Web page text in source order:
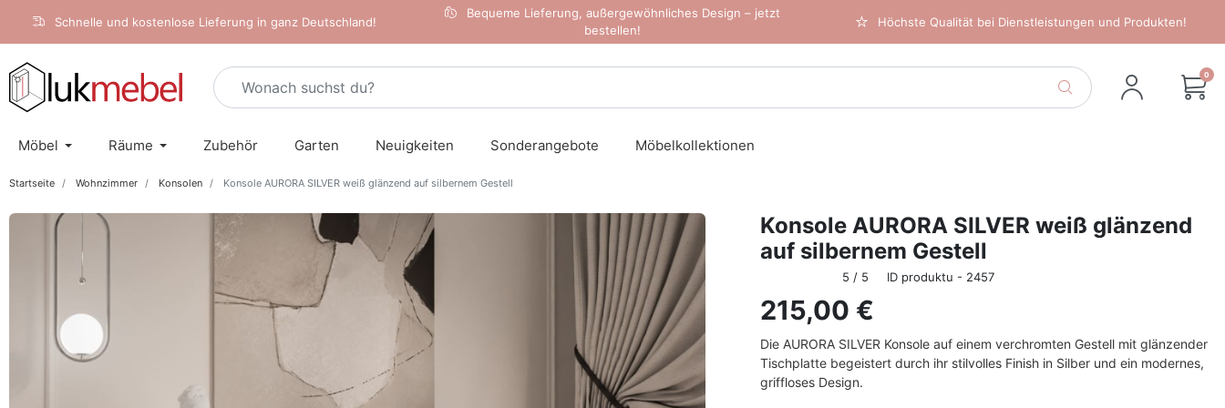
Schnelle und kostenlose Lieferung in ganz Deutschland!
Bequeme Lieferung, außergewöhnliches Design – jetzt
bestellen!
Höchste Qualität bei Dienstleistungen und Produkten!
0
Möbel Räume Zubehör Garten Neuigkeiten Sonderangebote Möbelkollektionen
Startseite Wohnzimmer Konsolen Konsole AURORA SILVER weiß glänzend auf silbernem Gestell
Konsole AURORA SILVER weiß glänzend
auf silbernem Gestell
5 / 5 ID produktu - 2457
215,00 €
Die AURORA SILVER Konsole auf einem verchromten Gestell mit glänzender
Tischplatte begeistert durch ihr stilvolles Finish in Silber und ein modernes,
griffloses Design.